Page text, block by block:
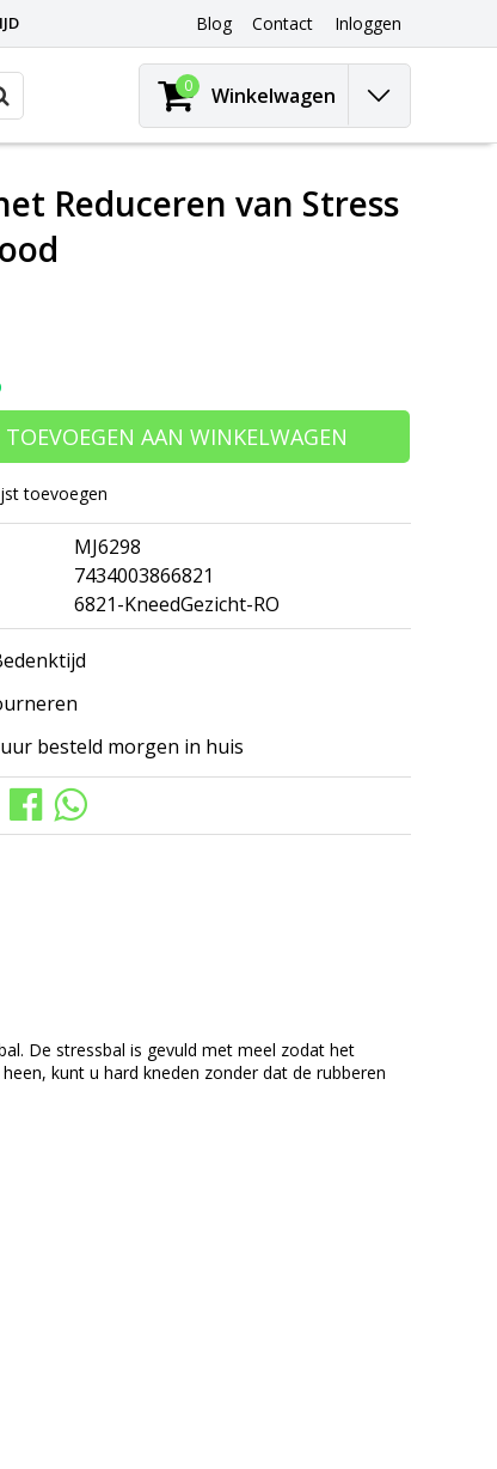
Blog Contact Inloggen
0 Winkelwagen
Reduceren van Stress
TOEVOEGEN AAN WINKELWAGEN
toevoegen
MJ6298
7434003866821
6821-KneedGezicht-RO
besteld morgen in huis
De stressbal is gevuld met meel zodat het
kunt u hard kneden zonder dat de rubberen